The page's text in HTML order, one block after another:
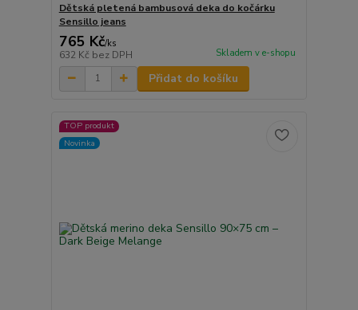
Dětská pletená bambusová deka do kočárku
Sensillo jeans
765 Kč/ks
632 Kč bez DPH Skladem v e-shopu
Přidat do košíku
TOP produkt
Novinka